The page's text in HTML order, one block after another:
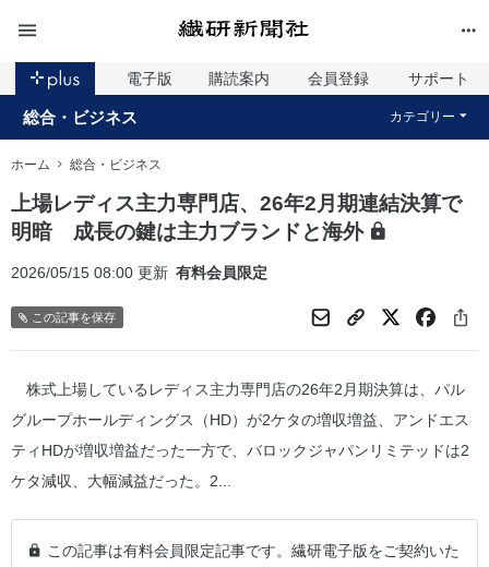
電子版 購読案内 会員登録 サポート
総合・ビジネス カテゴリー
ホーム 総合・ビジネス
上場レディス主力専門店、26年2月期連結決算で
明暗 成長の鍵は主力ブランドと海外
2026/05/15 08:00 更新 有料会員限定
この記事を保存
株式上場しているレディス主力専門店の26年2月期決算は、パル
グループホールディングス（HD）が2ケタの増収増益、アンドエス
ティHDが増収増益だった一方で、バロックジャパンリミテッドは2
ケタ減収、大幅減益だった。2...
この記事は有料会員限定記事です。繊研電子版をご契約いた